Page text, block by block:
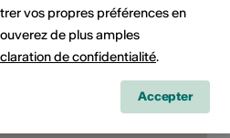
vos propres préférences en
de plus amples
de confidentialité.
Accepter